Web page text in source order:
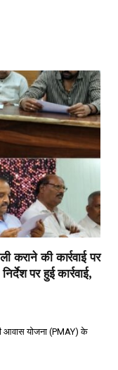
कराने की कार्रवाई पर
पर हुई कार्रवाई,
आवास योजना (PMAY) के